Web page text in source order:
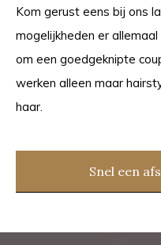
Kom gerust eens bij ons
mogelijkheden er
om een goedgeknipte
werken alleen maar
haar.
Snel een